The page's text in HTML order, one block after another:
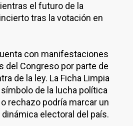
el futuro de la
tras la votación en
con manifestaciones
del Congreso por parte de
de la ley. La Ficha Limpia
de la lucha política
rechazo podría marcar un
electoral del país.